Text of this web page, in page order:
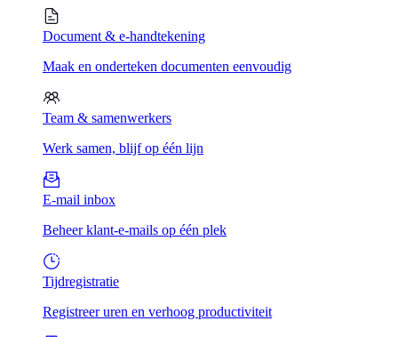
Document & e-handtekening
Maak en onderteken documenten eenvoudig
Team & samenwerkers
Werk samen, blijf op één lijn
E-mail inbox
Beheer klant-e-mails op één plek
Tijdregistratie
Registreer uren en verhoog productiviteit